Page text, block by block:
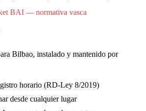
BAI — normativa vasca
Bilbao, instalado y mantenido por
horario (RD-Ley 8/2019)
desde cualquier lugar